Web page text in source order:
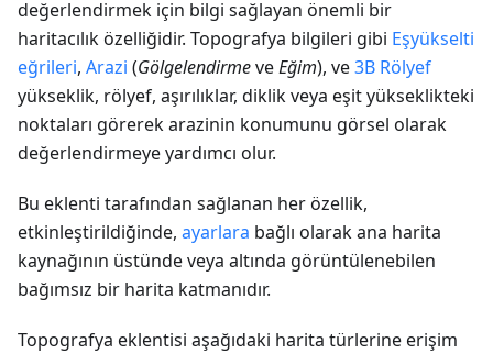
değerlendirmek için bilgi sağlayan önemli bir
haritacılık özelliğidir. Topografya bilgileri gibi Eşyükselti
eğrileri, Arazi (GölgelendirmeveEğim), ve3B Rölyef
yükseklik, rölyef, aşırılıklar, diklik veya eşit yükseklikteki
noktaları görerek arazinin konumunu görsel olarak
değerlendirmeye yardımcı olur.
Bu eklenti tarafından sağlanan her özellik,
etkinleştirildiğinde, ayarlara bağlı olarak ana harita
kaynağının üstünde veya altında görüntülenebilen
bağımsız bir harita katmanıdır.
Topografya eklentisi aşağıdaki harita türlerine erişim